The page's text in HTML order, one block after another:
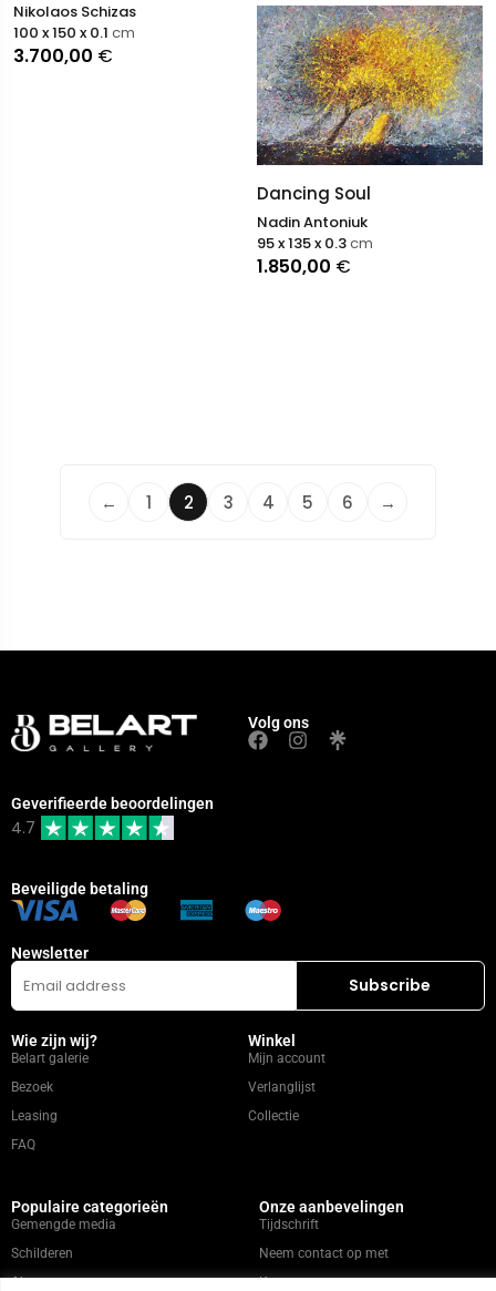
Nikolaos Schizas
3.700,00 €
100 x 150 x 0.1 cm
Dancing Soul
Nadin Antoniuk
1.850,00 €
95 x 135 x 0.3cm
← 1 2 3 4 5 6 →
Volg ons
Geverifieerde beoordelingen
4.7
Beveiligde betaling
Newsletter
Wie zijn wij?
Belart galerie
Bezoek
Leasing
FAQ
Winkel
Mijn account
Verlanglijst
Collectie
Populaire categorieën
Gemengde media
Schilderen
Abstract
Onze aanbevelingen
Tijdschrift
Neem contact op met
Kunstenaars